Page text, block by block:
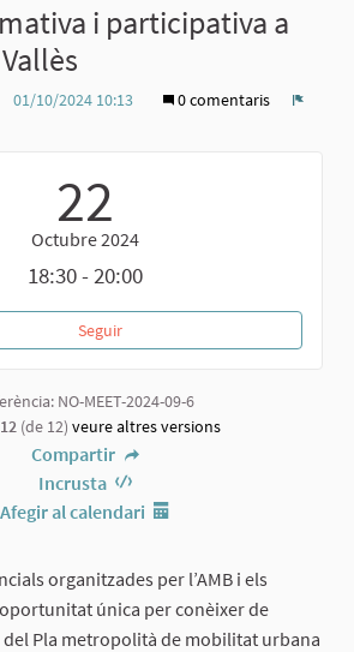
i participativa a
01/10/2024 10:13 0 comentaris
22
Octubre 2024
18:30 - 20:00
SeguirSessió informativa i
NO-MEET-2024-09-6
(de 12) veure altres versions
Compartir
Incrusta
Afegir al calendari
organitzades per l’AMB i els
única per conèixer de
Pla metropolità de mobilitat urbana